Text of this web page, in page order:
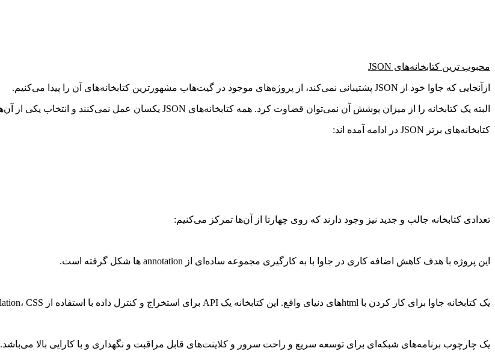
محبوب ترین کتابخانه‌های JSON
ازآنجایی که جاوا خود از JSON پشتیبانی نمی‌کند، از پروژه‌های موجود در گیت‌هاب مشهورترین کتابخانه‌های آن را پیدا می‌کنیم.
البته یک کتابخانه را از میزان پوشش آن نمی‌توان قضاوت کرد. همه کتابخانه‌های JSON یکسان عمل نمی‌کنند و انتخاب یکی از آن‌ها برای پروژه‌تان می‌تواند کاری حساس باشد.
کتابخانه‌های برتر JSON در ادامه آمده اند:
‌تعدادی کتابخانه جالب و جدید نیز وجود دارند که روی چهارتا از آن‌ها تمرکز می‌کنیم:
این پروژه با هدف کاهش اضافه کاری در جاوا با به کارگیری مجموعه ساده‌ای از annotation ها شکل گرفته است.
یک کتابخانه جاوا برای کار کردن با htmlهای دنیای واقع. این کتابخانه یک API برای استخراج و کنترل داده با استفاده از DOM manipulation، CSS و توابع مشابه jquery فراهم می‌کند.
یک چارچوب برنامه‌های شبکه‌ای برای توسعه سریع و راحت سرور و کلاینت‌های قابل مراقبت و نگهداری و با کارایی بالا می‌باشد.